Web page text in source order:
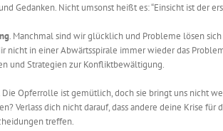
Gedanken. Nicht umsonst heißt es: “Einsicht ist der
. Manchmal sind wir glücklich und Probleme lösen
nicht in einer Abwärtsspirale immer wieder das
und Strategien zur Konfliktbewältigung.
Die Opferrolle ist gemütlich, doch sie bringt uns nicht
Verlass dich nicht darauf, dass andere deine Krise
treffen.